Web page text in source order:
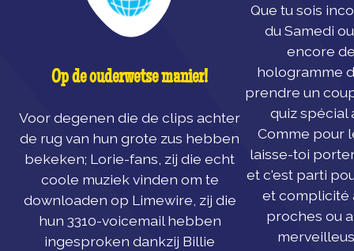
Op de ouderwetse manier!
Voor degenen die de clips achter
de rug van hun grote zus hebben
bekeken; Lorie-fans, zij die echt
coole muziek vinden om te
downloaden op Limewire, zij die
hun 3310-voicemail hebben
ingesproken dankzij Billie
Que tu sois
du Samedi
encore
hologramme
prendre un
quiz spécial
Comme pour
laisse-toi
et c'est parti
et complicité
proches ou